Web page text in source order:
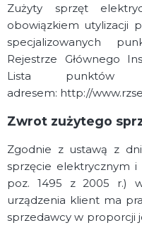
Zużyty sprzęt
obowiązkiem utylizacji
specjalizowanych
Rejestrze Głównego
Lista punktów
adresem: http://
Zwrot zużytego
Zgodnie z ustawą z
sprzęcie elektrycznym
poz. 1495 z 2005 r.)
urządzenia klient ma
sprzedawcy w proporcji